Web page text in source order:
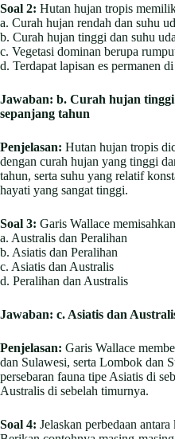
Soal 2: Hutan hujan tropis
a. Curah hujan rendah dan suhu
b. Curah hujan tinggi dan suhu
c. Vegetasi dominan berupa
d. Terdapat lapisan es permanen
Jawaban: b. Curah hujan
sepanjang tahun
Penjelasan: Hutan hujan tropis
dengan curah hujan yang tinggi
tahun, serta suhu yang relatif
hayati yang sangat tinggi.
Soal 3: Garis Wallace
a. Australis dan Peralihan
b. Asiatis dan Peralihan
c. Asiatis dan Australis
d. Peralihan dan Australis
Jawaban: c. Asiatis dan
Penjelasan: Garis Wallace
dan Sulawesi, serta Lombok dan
persebaran fauna tipe Asiatis di
Australis di sebelah timurnya.
Soal 4: Jelaskan perbedaan